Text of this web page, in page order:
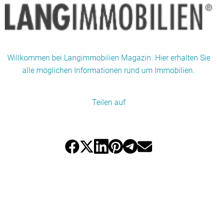
Willkommen bei Langimmobilien Magazin. Hier erhalten Sie
alle möglichen Informationen rund um Immobilien.
Teilen auf